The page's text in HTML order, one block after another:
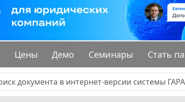
Цены Демо Семинары Стать